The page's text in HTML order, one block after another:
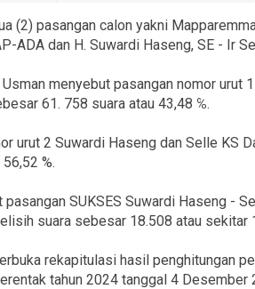
(2) pasangan calon yakni
ADA dan H. Suwardi Haseng, SE - Ir
menyebut pasangan nomor urut
61. 758 suara atau 43,48 ℅.
urut 2 Suwardi Haseng dan Selle KS
%.
SUKSES Suwardi Haseng -
suara sebesar 18.508 atau sekitar
rekapitulasi hasil penghitungan
tahun 2024 tanggal 4 Desember